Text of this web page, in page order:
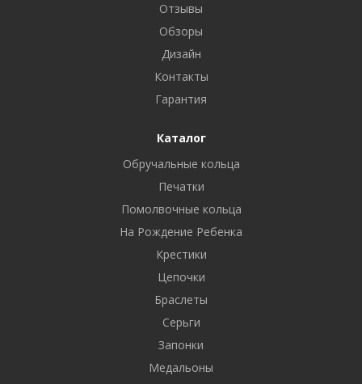
Отзывы
Обзоры
Дизайн
Контакты
Гарантия
Каталог
Обручальные кольца
Печатки
Помолвочные кольца
На Рождение Ребенка
Крестики
Цепочки
Браслеты
Серьги
Запонки
Медальоны